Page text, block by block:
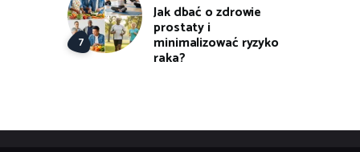
Jak dbać o zdrowie
prostaty i
minimalizować ryzyko
raka?